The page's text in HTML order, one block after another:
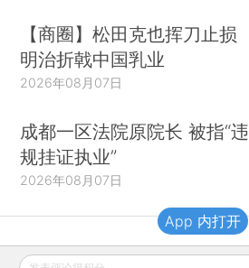
【商圈】松田克也挥刀止损
明治折戟中国乳业
2026年08月07日
成都一区法院原院长 被指“违
规挂证执业”
2026年08月07日
财新移动
App 内打开